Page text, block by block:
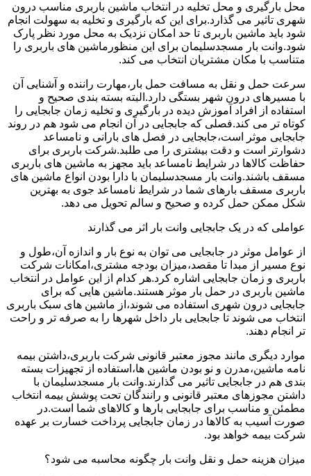
محل بارگیری و محل تخلیه در انتخاب ماشین باربری مناسب درون
شهری تاثیر می گذارد.برای این که بارگیری و تخلیه به سهولت انجام
شود باید ماشین باربری تا حد امکان نزدیک به محل مورد نظر پارک
شود.وانت بار مسجدسلیمان برای این منظورماشین های باربری را
متناسب با مکان مشتریان انتخاب می کند.
سرعت حمل و نقل به مسافت حمل بار،مهارت راننده و آشنایی آن
با مسیرهای درون شهر بستگی دارد.البته بسته بندی صحیح و
استفاده از افراد آموزش دیده در بارگیری و تخلیه زمان جابجایی را
کوتاه تر می کند.فصلی که جابجایی در آن انجام می شود هم در روند
جابجایی موثر است،جابجایی در فصل های بارانی و نامساعد
دشوارتر است و دقت بیشتری را می طلبد.شرکت باربری برای
حفاظت کالاها در شرایط نامساعد باید مجهز به ماشین های باربری
مسقف باشند.وانت بار مسجدسلیمان با دارا بودن انواع ماشین های
باربری مسقف بارهای شما در شرایط نامساعد جوی به بهترین
شکل ممکن حمل کرده و صحیح و سالم تحویل می دهد.
عواملی که در یک جابجایی وانت بار اثر می گذارند
از عوامل موثر در جابجایی می توان به نوع بار و اندازه آن،طول و
نوع مسیر از مبدا تا مقصد،میزان بودجه مشتری،امکانات شرکت
باربری و زمان جابجایی اشاره کرد.هر کدام از این عوامل در انتخاب
ماشین باربری در حمل بار موثر هستند.ماشین هایی که برای
جابجایی درون شهری استفاده می شوند،از ماشین های سبک باربری
انتخاب می شوند تا جابجایی بار داخل شهرها را به صرفه تر و راحت
تر انجام دهند.
موارد دیگری مانند مجوز معتبر قانونی شرکت باربری،داشتن بیمه
نامه ماشین،مدرن و نو بودن ماشین ها،استفاده از تجهیزات بسته
بندی هم در جابجایی تاثیر می گذارند.وانت بار مسجدسلیمان با
داشتن مجوزهای معتبر قانونی و رانندگان تحت پوشش بیمه انتخاب
مطمئن و مناسب برای جابجایی بارها و کالاهای شما است.در
صورت آسیب به کالاها در زمان جابجایی پرداخت خسارت بر عهده
شرکت بیمه خواهد بود.
میزان هزینه حمل و نقل وانت بار چگونه محاسبه می شود؟